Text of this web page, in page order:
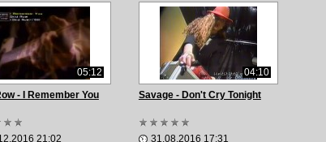
05:12
- I Remember You
21:02
04:10
Savage - Don't Cry Tonight
31.08.2016 17:31